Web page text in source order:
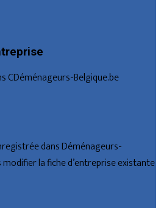
CDéménageurs-Belgique.be
dans Déménageurs-
la fiche d’entreprise existante